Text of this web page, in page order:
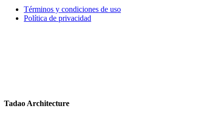
Términos y condiciones de uso
Política de privacidad
Tadao Architecture